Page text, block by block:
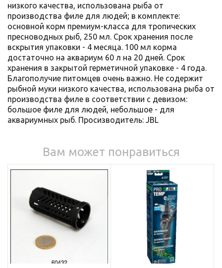
низкого качества, использована рыба от
производства филе для людей; в комплекте:
основной корм премиум-класса для тропических
пресноводных рыб, 250 мл. Срок хранения после
вскрытия упаковки - 4 месяца. 100 мл корма
достаточно на аквариум 60 л на 20 дней. Срок
хранения в закрытой герметичной упаковке - 4 года.
Благополучие питомцев очень важно. Не содержит
рыбной муки низкого качества, использована рыба от
производства филе в соответствии с девизом:
большое филе для людей, небольшое - для
аквариумных рыб. Просизводитель: JBL
Вам может понравиться